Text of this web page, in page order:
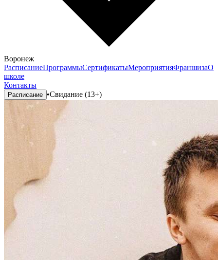
Воронеж
РасписаниеПрограммыСертификатыМероприятияФраншизаО
школе
Контакты
Расписание •Свидание (13+)